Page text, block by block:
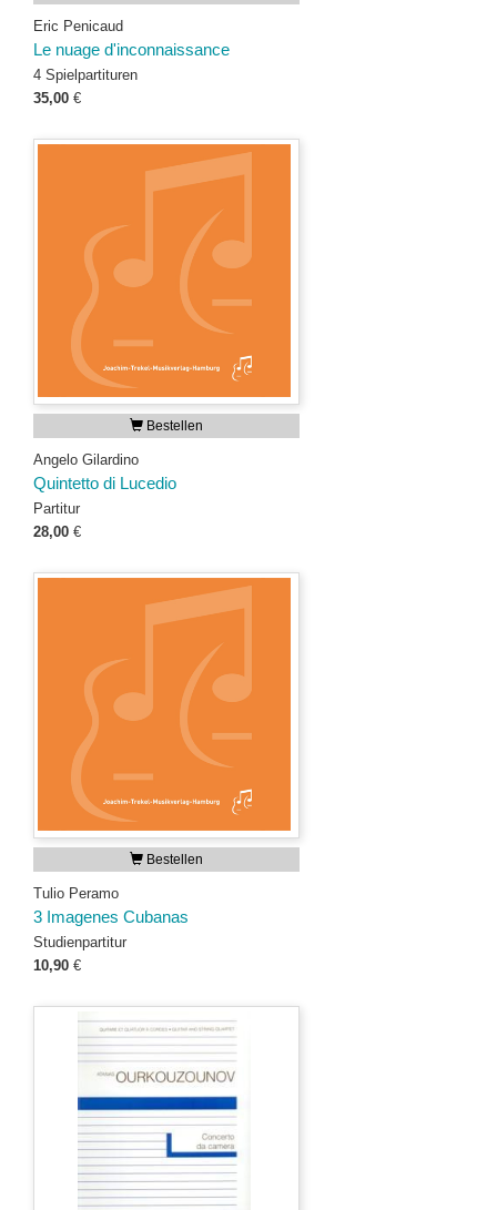
Eric Penicaud
Le nuage d'inconnaissance
4 Spielpartituren
35,00 €
Bestellen
Angelo Gilardino
Quintetto di Lucedio
Partitur
28,00 €
Bestellen
Tulio Peramo
3 Imagenes Cubanas
Studienpartitur
10,90 €